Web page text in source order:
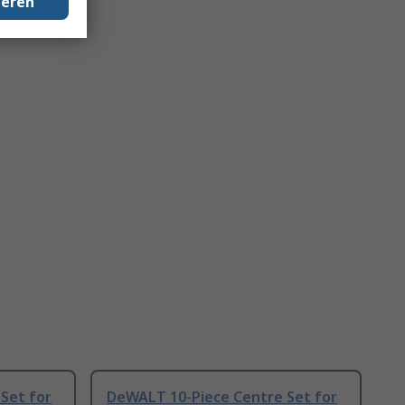
Set for
DeWALT 10-Piece Centre Set for